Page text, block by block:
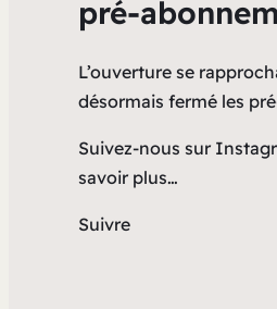
pré-
L’ouverture se
désormais fermé les
Suivez-nous sur
savoir plus…
Suivre